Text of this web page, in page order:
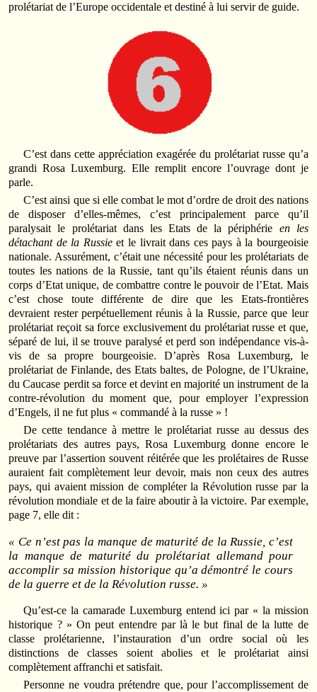
prolétariat de l’Europe occidentale et destiné à lui servir de guide.
C’est dans cette appréciation exagérée du prolétariat russe qu’a
grandi Rosa Luxemburg. Elle remplit encore l’ouvrage dont je
parle.
C’est ainsi que si elle combat le mot d’ordre de droit des nations
de disposer d’elles-mêmes, c’est principalement parce qu’il
paralysait le prolétariat dans les Etats de la périphérie en les
détachant de la Russieet le livrait dans ces pays à la bourgeoisie
nationale. Assurément, c’était une nécessité pour les prolétariats de
toutes les nations de la Russie, tant qu’ils étaient réunis dans un
corps d’Etat unique, de combattre contre le pouvoir de l’Etat. Mais
c’est chose toute différente de dire que les Etats-frontières
devraient rester perpétuellement réunis à la Russie, parce que leur
prolétariat reçoit sa force exclusivement du prolétariat russe et que,
séparé de lui, il se trouve paralysé et perd son indépendance vis-à-
vis de sa propre bourgeoisie. D’après Rosa Luxemburg, le
prolétariat de Finlande, des Etats baltes, de Pologne, de l’Ukraine,
du Caucase perdit sa force et devint en majorité un instrument de la
contre-révolution du moment que, pour employer l’expression
d’Engels, il ne fut plus « commandé à la russe » !
De cette tendance à mettre le prolétariat russe au dessus des
prolétariats des autres pays, Rosa Luxemburg donne encore le
preuve par l’assertion souvent réitérée que les prolétaires de Russe
auraient fait complètement leur devoir, mais non ceux des autres
pays, qui avaient mission de compléter la Révolution russe par la
révolution mondiale et de la faire aboutir à la victoire. Par exemple,
page 7, elle dit :
« Ce n’est pas la manque de maturité de la Russie, c’est
la manque de maturité du prolétariat allemand pour
accomplir sa mission historique qu’a démontré le cours
de la guerre et de la Révolution russe. »
Qu’est-ce la camarade Luxemburg entend ici par « la mission
historique ? » On peut entendre par là le but final de la lutte de
classe prolétarienne, l’instauration d’un ordre social où les
distinctions de classes soient abolies et le prolétariat ainsi
complètement affranchi et satisfait.
Personne ne voudra prétendre que, pour l’accomplissement de